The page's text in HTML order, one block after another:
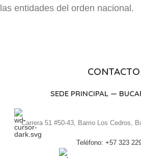
las entidades del orden nacional.
CONTACTO
SEDE PRINCIPAL —
Carrera 51 #50-43, Barrio Los Cedros,
Teléfono: +57 323